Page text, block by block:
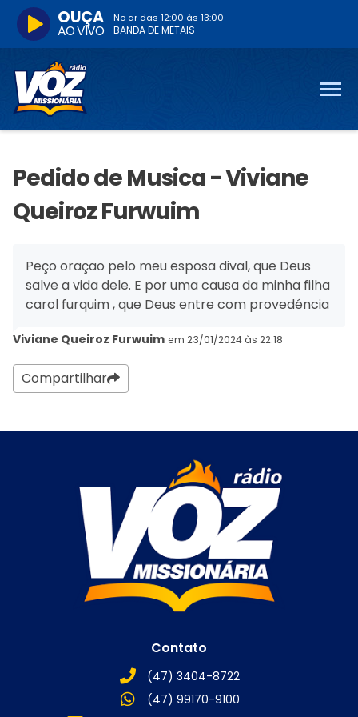
No ar das 12:00 às 13:00
BANDA DE METAIS
OUÇA
AO VIVO
Pedido de Musica - Viviane
Queiroz Furwuim
Peço oraçao pelo meu esposa dival, que Deus
salve a vida dele. E por uma causa da minha filha
carol furquim , que Deus entre com provedéncia
Viviane Queiroz Furwuim em 23/01/2024 às 22:18
Compartilhar
Contato
(47) 3404-8722
(47) 99170-9100